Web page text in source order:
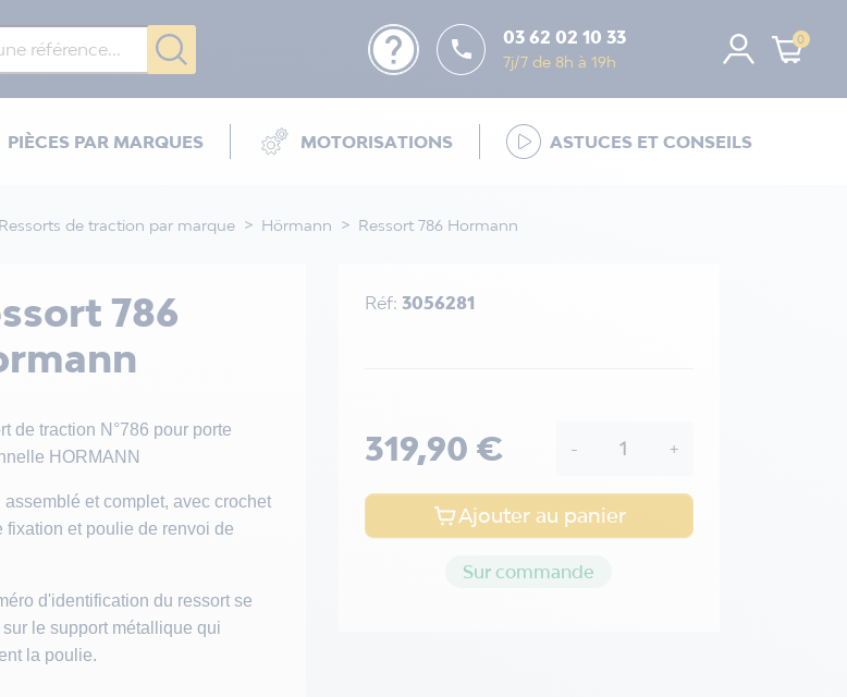
help  03 62 02 10 33
7j/7 de 8h à 19h
0
PIÈCES PAR MARQUES MOTORISATIONS ASTUCES ET CONSEILS
Ressorts de traction par marque Hörmann Ressort 786 Hormann
786
de traction N°786 pour porte
HORMANN
assemblé et complet, avec crochet
fixation et poulie de renvoi de
d'identification du ressort se
le support métallique qui
la poulie.
Réf: 3056281
319,90 € - +
Ajouter au panier
Sur commande